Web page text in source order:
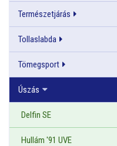
Természetjárás
Tollaslabda
Tömegsport
Úszás
Delfin SE
Hullám '91 UVE